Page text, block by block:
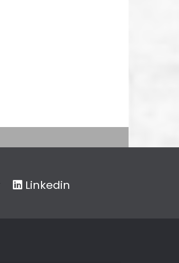
Linkedin